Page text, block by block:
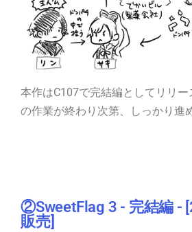
本作はC107で完結編としてリリ
の作業が終わり次第、しっかり進
②SweetFlag 3 - 完結編 -
販売]